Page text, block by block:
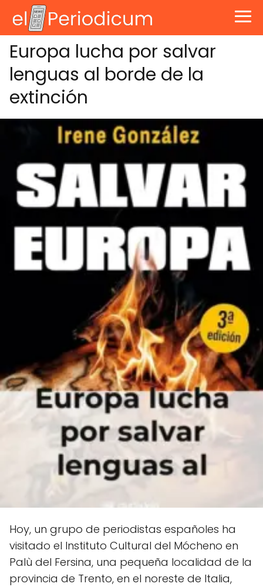
Europa lucha por salvar
lenguas al borde de la
extinción
Hoy, un grupo de periodistas españoles ha
visitado el Instituto Cultural del Mócheno en
Palù del Fersina, una pequeña localidad de la
provincia de Trento, en el noreste de Italia,